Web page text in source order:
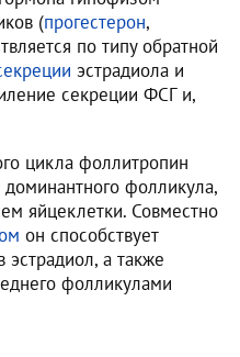
(прогестерон,
по типу обратной
эстрадиола и
секреции ФСГ и,
цикла фоллитропин
доминантного фолликула,
яйцеклетки. Совместно
он способствует
эстрадиол, а также
фолликулами